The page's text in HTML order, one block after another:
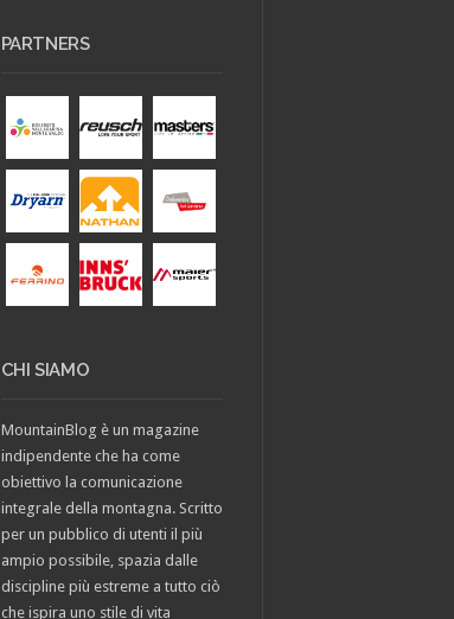
PARTNERS
CHI SIAMO
MountainBlog è un magazine
indipendente che ha come
obiettivo la comunicazione
integrale della montagna. Scritto
per un pubblico di utenti il più
ampio possibile, spazia dalle
discipline più estreme a tutto ciò
che ispira uno stile di vita